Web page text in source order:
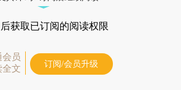
后获取已订阅的阅读权限
会员
全文
订阅/会员升级